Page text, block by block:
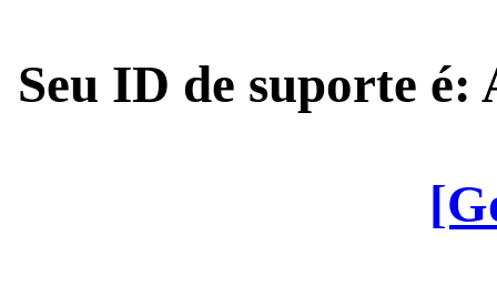
Seu ID de suporte é: